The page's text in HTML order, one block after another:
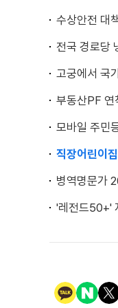
수상안전 대
전국 경로당
고궁에서 국
부동산PF 연
모바일 주민
직장어린이
병역명문가
'레전드50+'